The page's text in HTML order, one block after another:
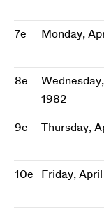
7e Monday,
8e
1982
9e Thursday,
10e Friday,